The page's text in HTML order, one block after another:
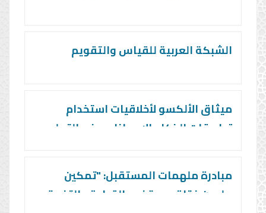
الشبكة العربية للقياس والتقويم
ميثاق الألكسو لأخلاقيات استخدام
تطبيقات الذكاء الاصطناعي في التعليم
مبادرة ملهمات المستقبل: "تمكين
مليون فتاة عربية نحو القيادة والتفوق